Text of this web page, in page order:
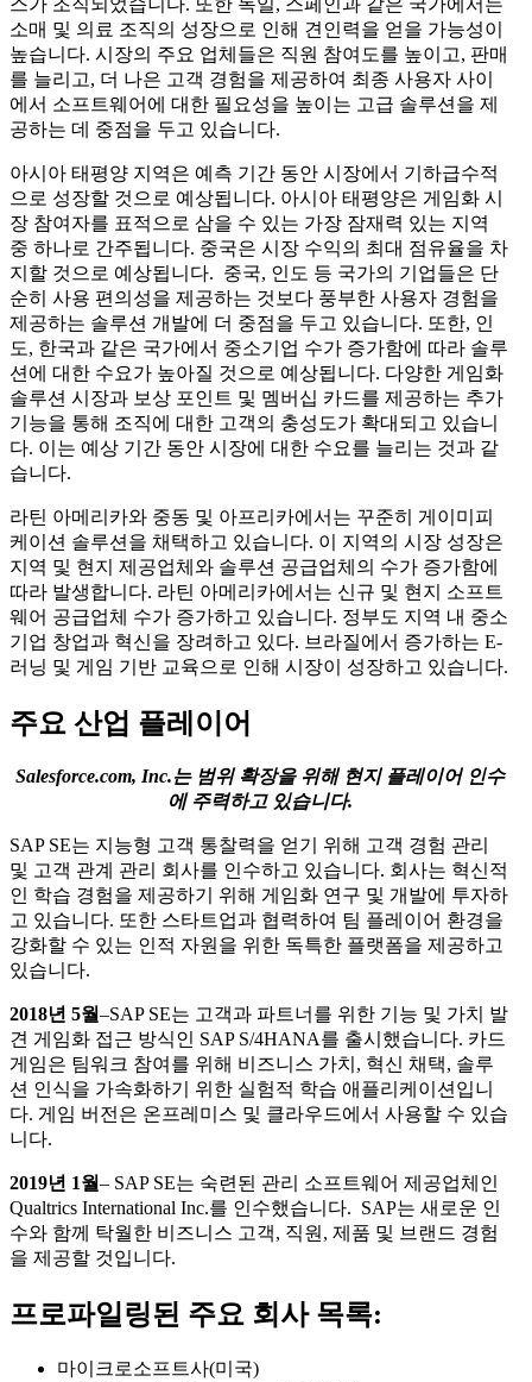
소매 및 의료 조직의 성장으로 인해 견인력을 얻을 가능성이
높습니다. 시장의 주요 업체들은 직원 참여도를 높이고, 판매
를 늘리고, 더 나은 고객 경험을 제공하여 최종 사용자 사이
에서 소프트웨어에 대한 필요성을 높이는 고급 솔루션을 제
공하는 데 중점을 두고 있습니다.
아시아 태평양 지역은 예측 기간 동안 시장에서 기하급수적
으로 성장할 것으로 예상됩니다. 아시아 태평양은 게임화 시
장 참여자를 표적으로 삼을 수 있는 가장 잠재력 있는 지역
중 하나로 간주됩니다. 중국은 시장 수익의 최대 점유율을 차
지할 것으로 예상됩니다. 중국, 인도 등 국가의 기업들은 단
순히 사용 편의성을 제공하는 것보다 풍부한 사용자 경험을
제공하는 솔루션 개발에 더 중점을 두고 있습니다. 또한, 인
도, 한국과 같은 국가에서 중소기업 수가 증가함에 따라 솔루
션에 대한 수요가 높아질 것으로 예상됩니다. 다양한 게임화
솔루션 시장과 보상 포인트 및 멤버십 카드를 제공하는 추가
기능을 통해 조직에 대한 고객의 충성도가 확대되고 있습니
다. 이는 예상 기간 동안 시장에 대한 수요를 늘리는 것과 같
습니다.
라틴 아메리카와 중동 및 아프리카에서는 꾸준히 게이미피
케이션 솔루션을 채택하고 있습니다. 이 지역의 시장 성장은
지역 및 현지 제공업체와 솔루션 공급업체의 수가 증가함에
따라 발생합니다. 라틴 아메리카에서는 신규 및 현지 소프트
웨어 공급업체 수가 증가하고 있습니다. 정부도 지역 내 중소
기업 창업과 혁신을 장려하고 있다. 브라질에서 증가하는 E-
러닝 및 게임 기반 교육으로 인해 시장이 성장하고 있습니다.
주요 산업 플레이어
Salesforce.com, Inc.는 범위 확장을 위해 현지 플레이어 인수
에 주력하고 있습니다.
SAP SE는 지능형 고객 통찰력을 얻기 위해 고객 경험 관리
및 고객 관계 관리 회사를 인수하고 있습니다. 회사는 혁신적
인 학습 경험을 제공하기 위해 게임화 연구 및 개발에 투자하
고 있습니다. 또한 스타트업과 협력하여 팀 플레이어 환경을
강화할 수 있는 인적 자원을 위한 독특한 플랫폼을 제공하고
있습니다.
2018년 5월–SAP SE는 고객과 파트너를 위한 기능 및 가치 발
견 게임화 접근 방식인 SAP S/4HANA를 출시했습니다. 카드
게임은 팀워크 참여를 위해 비즈니스 가치, 혁신 채택, 솔루
션 인식을 가속화하기 위한 실험적 학습 애플리케이션입니
다. 게임 버전은 온프레미스 및 클라우드에서 사용할 수 있습
니다.
2019년 1월– SAP SE는 숙련된 관리 소프트웨어 제공업체인
Qualtrics International Inc.를 인수했습니다. SAP는 새로운 인
수와 함께 탁월한 비즈니스 고객, 직원, 제품 및 브랜드 경험
을 제공할 것입니다.
프로파일링된 주요 회사 목록:
마이크로소프트사(미국)